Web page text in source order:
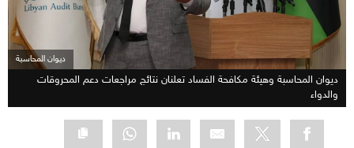
ديوان المحاسبة
ديوان المحاسبة وهيئة مكافحة الفساد تعلنان نتائج مراجعات دعم المحروقات
والدواء